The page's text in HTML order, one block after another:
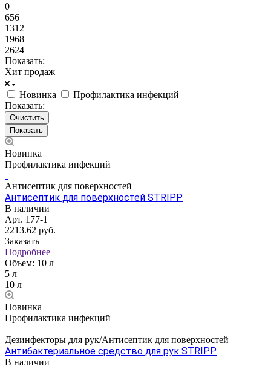
0
656
1312
1968
2624
Показать:
Хит продаж
Новинка
Профилактика инфекций
Показать:
Очистить
Новинка
Профилактика инфекций
Антисептик для поверхностей
Антисептик для поверхностей STRIPP
В наличии
Арт. 177-1
2213.62 руб.
Заказать
Подробнее
Объем: 10 л
5 л
10 л
Новинка
Профилактика инфекций
Дезинфекторы для рук/Антисептик для поверхностей
Антибактериальное средство для рук STRIPP
В наличии